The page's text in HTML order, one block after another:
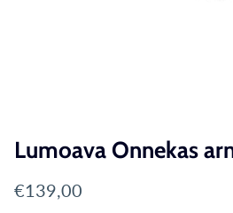
Lumoava Onnekas
Translation missing:
€139,00